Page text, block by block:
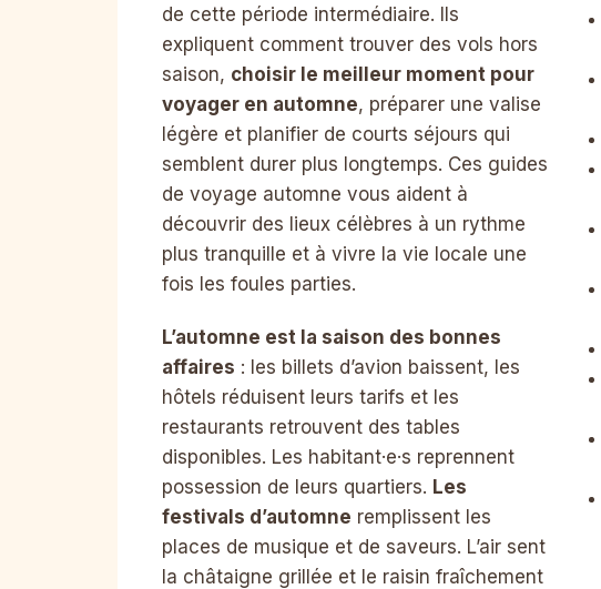
de cette période intermédiaire. Ils
expliquent comment trouver des vols hors
saison, choisir le meilleur moment pour
voyager en automne, préparer une valise
légère et planifier de courts séjours qui
semblent durer plus longtemps. Ces guides
de voyage automne vous aident à
découvrir des lieux célèbres à un rythme
plus tranquille et à vivre la vie locale une
fois les foules parties.
L’automne est la saison des bonnes
affaires : les billets d’avion baissent, les
hôtels réduisent leurs tarifs et les
restaurants retrouvent des tables
disponibles. Les habitant·e·s reprennent
possession de leurs quartiers. Les
festivals d’automne remplissent les
places de musique et de saveurs. L’air sent
la châtaigne grillée et le raisin fraîchement